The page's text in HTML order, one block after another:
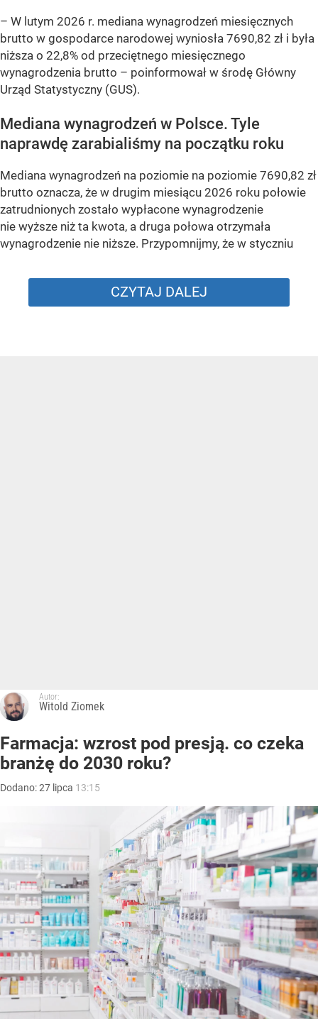
– W lutym 2026 r. mediana wynagrodzeń miesięcznych
brutto w gospodarce narodowej wyniosła 7690,82 zł i była
niższa o 22,8% od przeciętnego miesięcznego
wynagrodzenia brutto – poinformował w środę Główny
Urząd Statystyczny (GUS).
Mediana wynagrodzeń w Polsce. Tyle
naprawdę zarabialiśmy na początku roku
Mediana wynagrodzeń na poziomie na poziomie 7690,82 zł
brutto oznacza, że w drugim miesiącu 2026 roku połowie
zatrudnionych zostało wypłacone wynagrodzenie
nie wyższe niż ta kwota, a druga połowa otrzymała
wynagrodzenie nie niższe. Przypomnijmy, że w styczniu
CZYTAJ DALEJ
Autor:
Witold Ziomek
Farmacja: wzrost pod presją. co czeka
branżę do 2030 roku?
Dodano:27 lipca 13:15